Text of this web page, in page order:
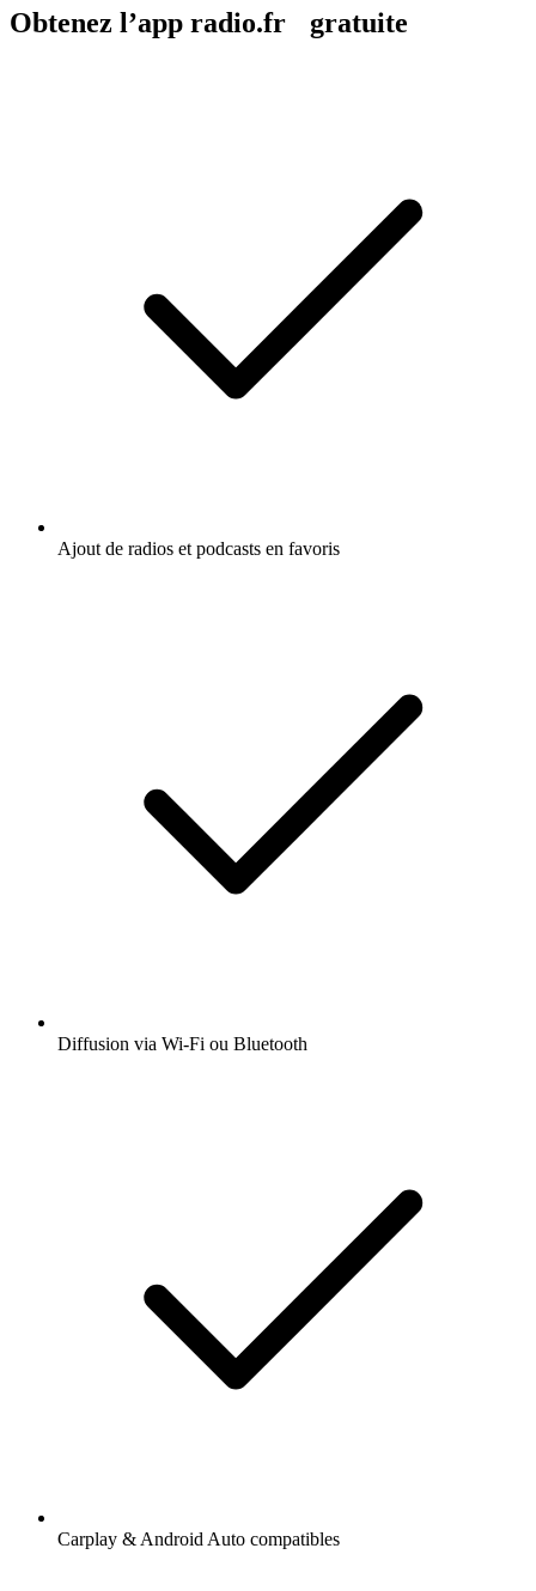
Obtenez l’app radio.fr gratuite
Ajout de radios et podcasts en favoris
Diffusion via Wi-Fi ou Bluetooth
Carplay & Android Auto compatibles